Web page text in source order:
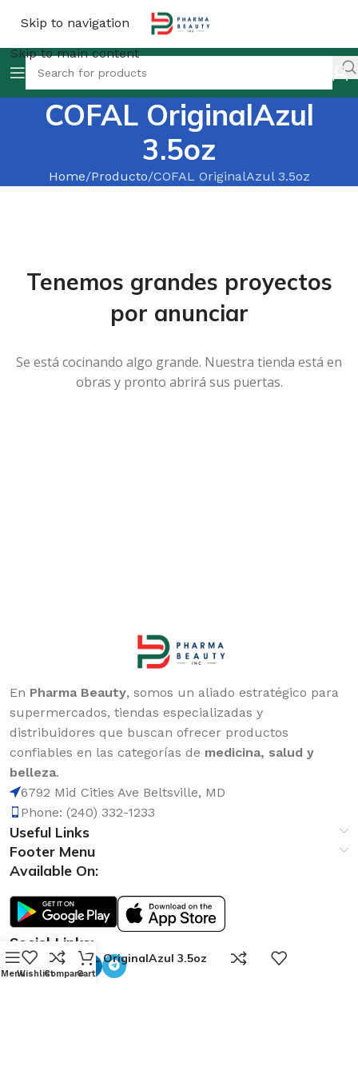
Skip to navigation
Skip to main content
COFAL OriginalAzul
3.5oz
Home Producto COFAL OriginalAzul 3.5oz
Tenemos grandes proyectos
por anunciar
Se está cocinando algo grande. Nuestra tienda está en
obras y pronto abrirá sus puertas.
En Pharma Beauty, somos un aliado estratégico para
supermercados, tiendas especializadas y
distribuidores que buscan ofrecer productos
confiables en las categorías de medicina, salud y
belleza.
6792 Mid Cities Ave Beltsville, MD
Phone: (240) 332-1233
Useful Links
Footer Menu
Available On:
Social Links:
COFAL OriginalAzul 3.5oz
MenuWishlistCompare
0
Cart